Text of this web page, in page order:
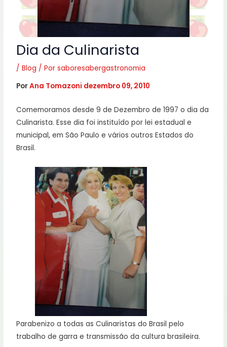
Dia da Culinarista
/Blog / Porsaboresabergastronomia
PorAna Tomazoni dezembro 09, 2010
Comemoramos desde 9 de Dezembro de 1997 o dia da
Culinarista. Esse dia foi instituído por lei estadual e
municipal, em São Paulo e vários outros Estados do
Brasil.
Parabenizo a todas as Culinaristas do Brasil pelo
trabalho de garra e transmissão da cultura brasileira.